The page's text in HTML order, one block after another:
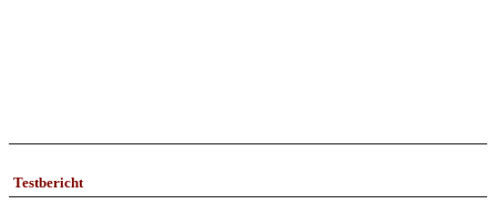
Testbericht